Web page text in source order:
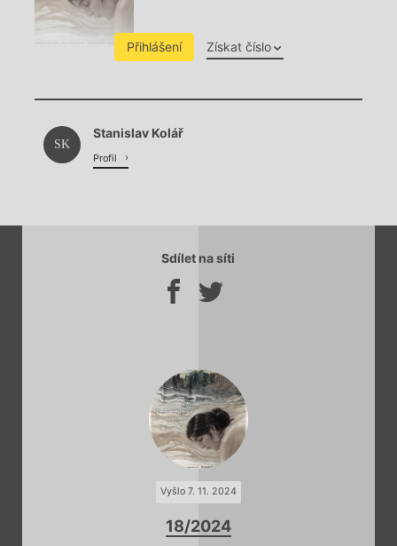
Přihlášení Získat číslo
Chviličku.
Načítá se.
SK
Stanislav Kolář
Profil
Sdílet na síti
Vyšlo 7. 11. 2024
18/2024